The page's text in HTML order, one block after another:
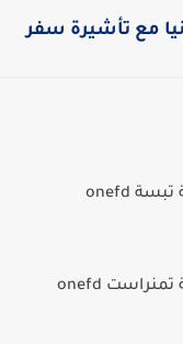
مع تأشيرة سفر
سحب استدعاء امتحان المراسلة لولاية تبسة onefd
سحب استدعاء امتحان المراسلة لولاية تمنراست onefd